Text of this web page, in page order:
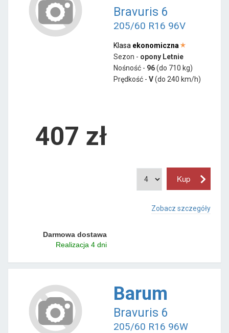
Bravuris 6
205/60 R16 96V
Klasa ekonomiczna
Sezon - opony Letnie
Nośność - 96(do 710 kg)
Prędkość - V(do 240 km/h)
407 zł
Zobacz szczegóły
Darmowa dostawa
Realizacja 4 dni
Barum
Bravuris 6
205/60 R16 96W